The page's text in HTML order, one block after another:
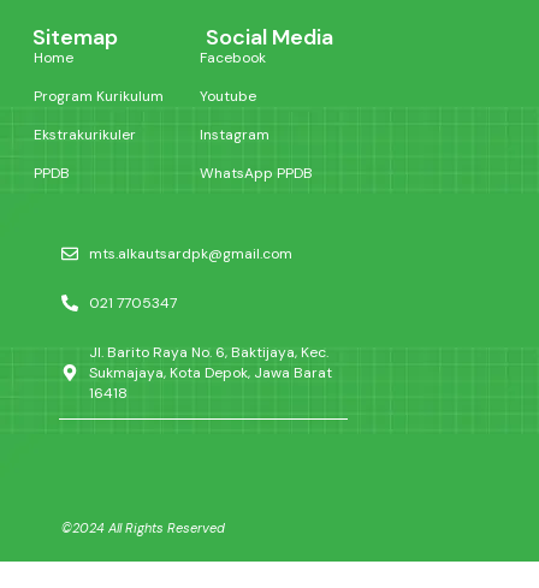
Sitemap
Home
Program Kurikulum
Ekstrakurikuler
PPDB
Social Media
Facebook
Youtube
Instagram
WhatsApp PPDB
mts.alkautsardpk@gmail.com
021 7705347
Jl. Barito Raya No. 6, Baktijaya, Kec.
Sukmajaya, Kota Depok, Jawa Barat
16418
©2024 All Rights Reserved